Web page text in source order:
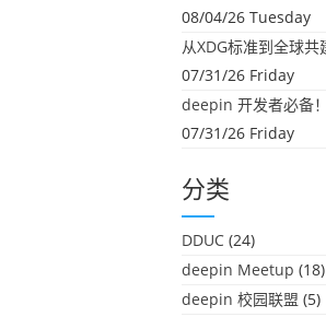
08/04/26 Tuesday
07/31/26 Friday
07/31/26 Friday
分类
DDUC (24)
deepin Meetup (18)
deepin 校园联盟 (5)